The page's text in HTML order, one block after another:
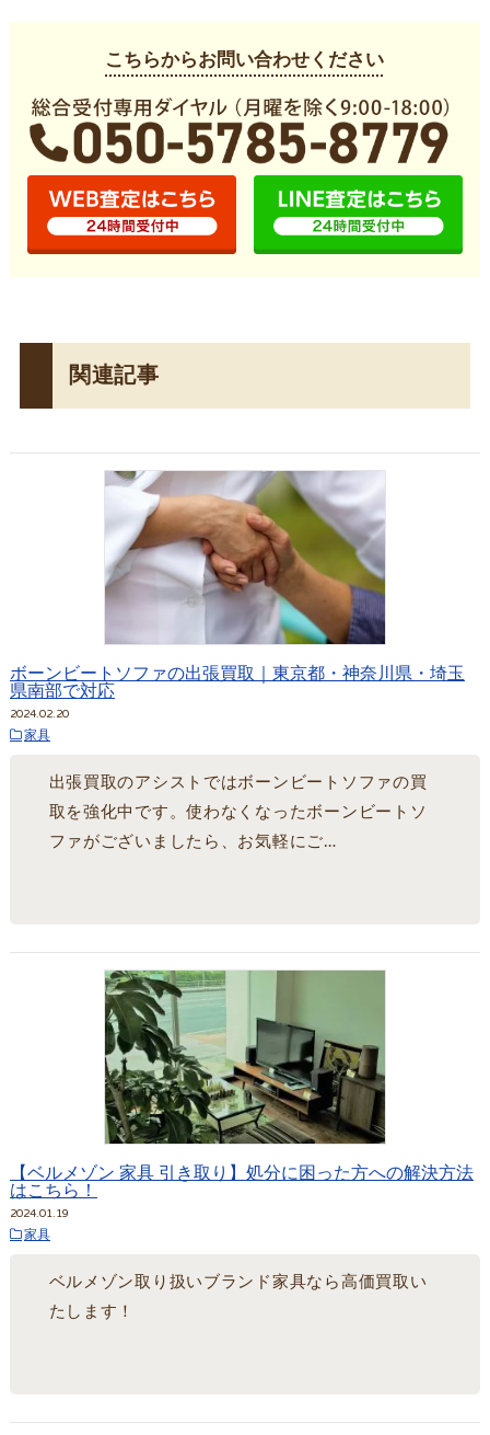
こちらからお問い合わせください
関連記事
ボーンビートソファの出張買取｜東京都・神奈川県・埼玉
県南部で対応
2024.02.20
家具
出張買取のアシストではボーンビートソファの買
取を強化中です。使わなくなったボーンビートソ
ファがございましたら、お気軽にご…
【ベルメゾン 家具 引き取り】処分に困った方への解決方法
はこちら！
2024.01.19
家具
ベルメゾン取り扱いブランド家具なら高価買取い
たします！